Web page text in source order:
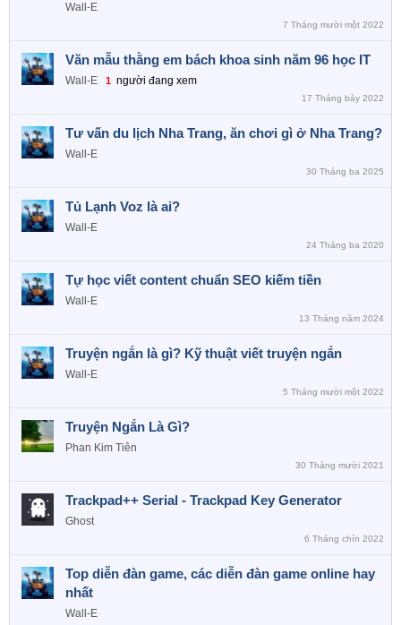
Wall-E
7 Tháng mười một 2022
Văn mẫu thằng em bách khoa sinh năm 96 học IT
Wall-E 1 người đang xem
17 Tháng bảy 2022
Tư vấn du lịch Nha Trang, ăn chơi gì ở Nha Trang?
Wall-E
30 Tháng ba 2025
Tủ Lạnh Voz là ai?
Wall-E
24 Tháng ba 2020
Tự học viết content chuẩn SEO kiếm tiền
Wall-E
13 Tháng năm 2024
Truyện ngắn là gì? Kỹ thuật viết truyện ngắn
Wall-E
5 Tháng mười một 2022
Truyện Ngắn Là Gì?
Phan Kim Tiên
30 Tháng mười 2021
Trackpad++ Serial - Trackpad Key Generator
Ghost
6 Tháng chín 2022
Top diễn đàn game, các diễn đàn game online hay
nhất
Wall-E